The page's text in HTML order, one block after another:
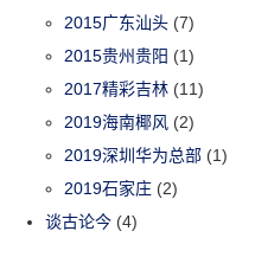
2015广东汕头 (7)
2015贵州贵阳 (1)
2017精彩吉林 (11)
2019海南椰风 (2)
2019深圳华为总部 (1)
2019石家庄 (2)
谈古论今 (4)